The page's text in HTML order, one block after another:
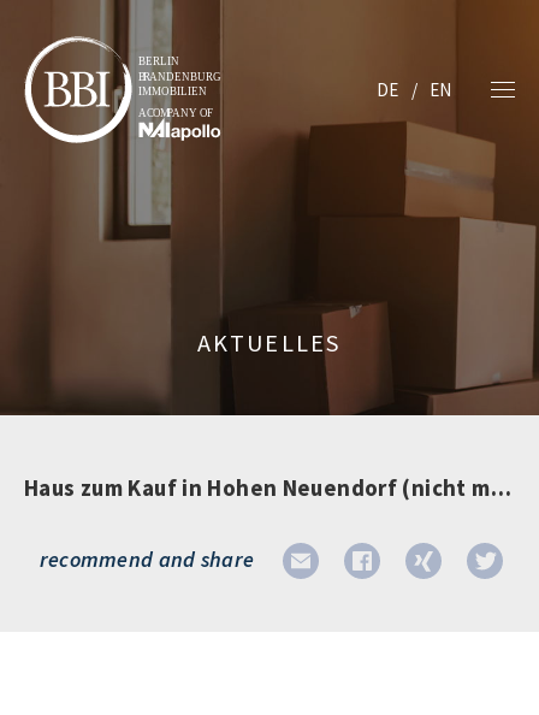
DE EN
AKTUELLES
Haus zum Kauf in Hohen Neuendorf (nicht mehr verfügbar)
recommend and share